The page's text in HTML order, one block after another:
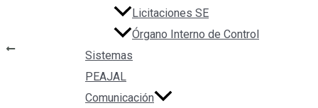
Licitaciones SE
Órgano Interno de Control
Sistemas
PEAJAL
Comunicación
Navegación de entradas
ANTERIOR
Ley de Responsabilidades de los Servidores Públicos